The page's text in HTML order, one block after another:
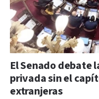
El Senado debate
privada sin el
extranjeras